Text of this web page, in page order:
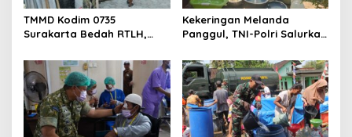
TMMD Kodim 0735
Surakarta Bedah RTLH,
bagi Warga
Kekeringan Melanda
Panggul, TNI-Polri Salurkan